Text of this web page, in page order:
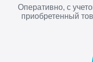
Оперативно, с
приобретенный